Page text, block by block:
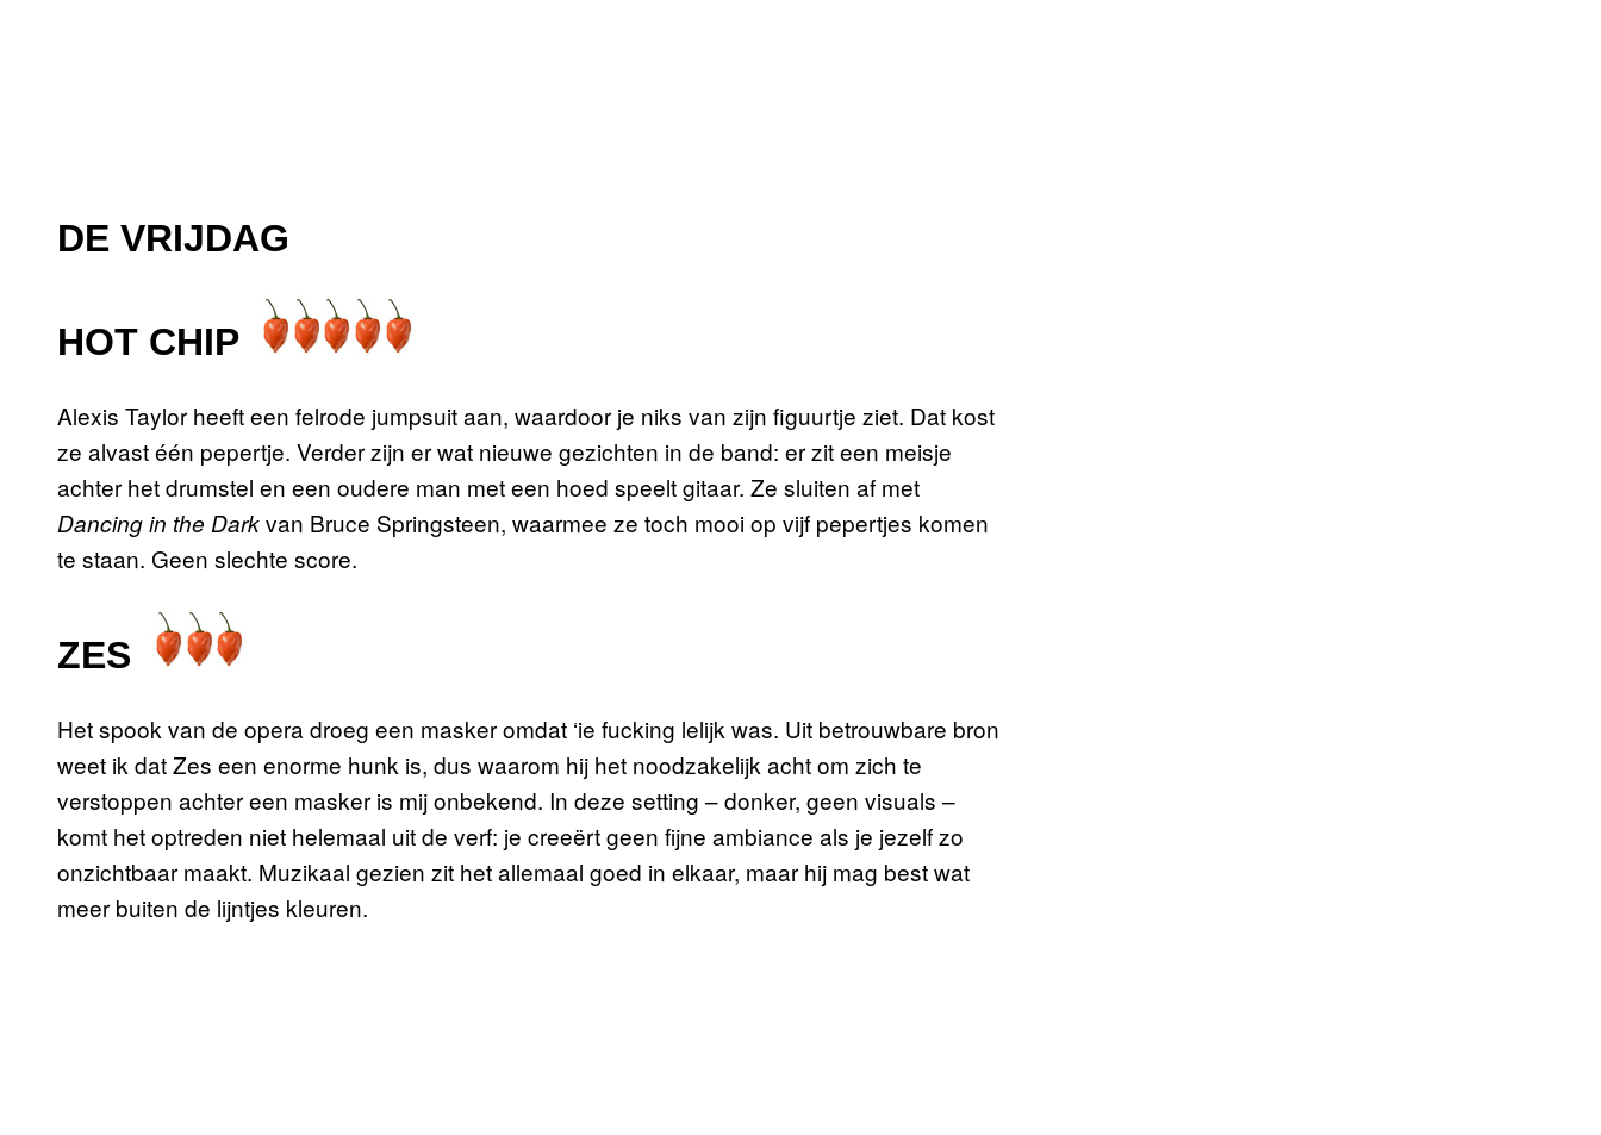
DE VRIJDAG
HOT CHIP
Alexis Taylor heeft een felrode jumpsuit aan, waardoor je niks van zijn figuurtje ziet. Dat kost
ze alvast één pepertje. Verder zijn er wat nieuwe gezichten in de band: er zit een meisje
achter het drumstel en een oudere man met een hoed speelt gitaar. Ze sluiten af met
Dancing in the Darkvan Bruce Springsteen, waarmee ze toch mooi op vijf pepertjes komen
te staan. Geen slechte score.
ZES
Het spook van de opera droeg een masker omdat ‘ie fucking lelijk was. Uit betrouwbare bron
weet ik dat Zes een enorme hunk is, dus waarom hij het noodzakelijk acht om zich te
verstoppen achter een masker is mij onbekend. In deze setting – donker, geen visuals –
komt het optreden niet helemaal uit de verf: je creeërt geen fijne ambiance als je jezelf zo
onzichtbaar maakt. Muzikaal gezien zit het allemaal goed in elkaar, maar hij mag best wat
meer buiten de lijntjes kleuren.